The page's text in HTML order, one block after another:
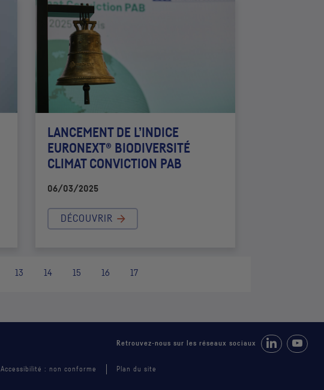
LANCEMENT DE L’INDICE
EURONEXT® BIODIVERSITÉ
CLIMAT CONVICTION PAB
06/03/2025
DÉCOUVRIR
13 14 15 16 17
Retrouvez-nous sur les réseaux sociaux Retrouvez-
Accessibilité : non conforme Plan du site